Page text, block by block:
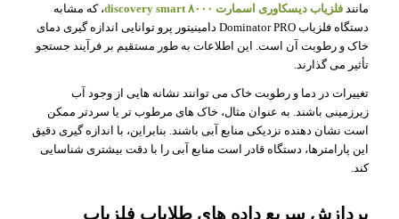
مانند فلزیاب دیسکاوری اسمارت ۸۰۰۰
، که مشابه
دستگاه فلزیاب Dominator PRO دامینیتور پرو توانایی اندازه گیری دمای
خاک و رطوبت آن است. این اطلاعات به طور مستقیم بر فرآیند جستجو
تأثیر می گذارند.
تغییرات در دما و رطوبت خاک می توانند نشانه هایی از وجود آب
زیرزمینی باشند. به عنوان مثال، خاک های مرطوب تر یا سردتر ممکن
است نشان دهنده نزدیکی منابع آبی باشند. بنابراین، با اندازه گیری دقیق
این پارامترها، دستگاه قادر است منابع آبی را با دقت بیشتری شناسایی
کند.
پردازش سریع داده های طلایاب فلزیاب